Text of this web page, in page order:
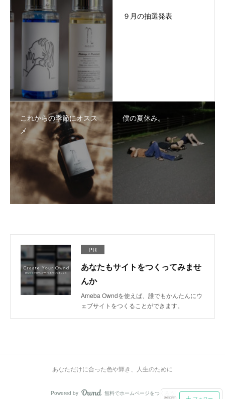
９月の抽選発表
これからの季節にオスス
メ
僕の夏休み。
PR
あなたもサイトをつくってみませ
んか
Ameba Owndを使えば、誰でもかんたんにウ
ェブサイトをつくることができます。
あなただけに合った色や輝き、人生のために
Powered by AmebaOwnd
無料でホームページをつくろう